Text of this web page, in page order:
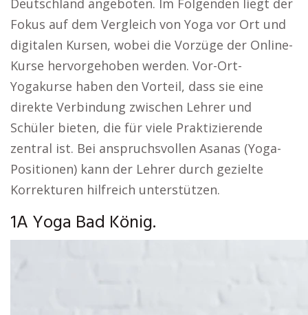
Deutschland angeboten. Im Folgenden liegt der
Fokus auf dem Vergleich von Yoga vor Ort und
digitalen Kursen, wobei die Vorzüge der Online-
Kurse hervorgehoben werden. Vor-Ort-
Yogakurse haben den Vorteil, dass sie eine
direkte Verbindung zwischen Lehrer und
Schüler bieten, die für viele Praktizierende
zentral ist. Bei anspruchsvollen Asanas (Yoga-
Positionen) kann der Lehrer durch gezielte
Korrekturen hilfreich unterstützen.
1A Yoga Bad König.